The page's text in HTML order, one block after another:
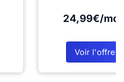
24,99€/
Voir l'offre